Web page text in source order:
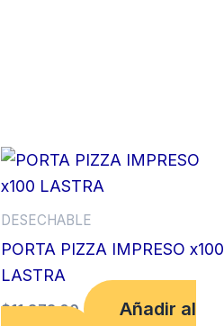
DESECHABLE
PORTA PIZZA IMPRESO x100
LASTRA
$11,873.00
Añadir al